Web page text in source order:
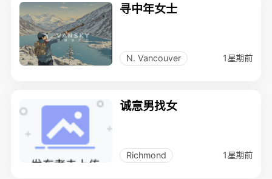
寻中年女士
N. Vancouver 1星期前
诚意男找女
Richmond 1星期前